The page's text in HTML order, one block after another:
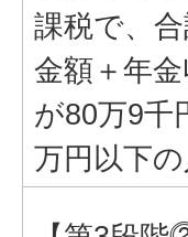
課税で、
金額＋年
が80万9千
万円以下の